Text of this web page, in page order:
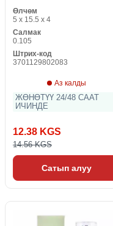
Atoderm интенсивдүү
каражат
Өлчөм
5 x 15.5 x 4
Салмак
0.105
Штрих-код
3701129802083
Аз калды
ЖӨНӨТҮҮ 24/48 СААТ
ИЧИНДЕ
12.38 KGS
14.56 KGS
Сатып алуу